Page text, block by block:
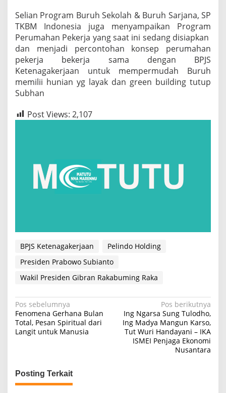
Selian Program Buruh Sekolah & Buruh Sarjana, SP
TKBM Indonesia juga menyampaikan Program
Perumahan Pekerja yang saat ini sedang disiapkan
dan menjadi percontohan konsep perumahan
pekerja bekerja sama dengan BPJS
Ketenagakerjaan untuk mempermudah Buruh
memilii hunian yg layak dan green building tutup
Subhan
Post Views: 2,107
BPJS Ketenagakerjaan
Pelindo Holding
Presiden Prabowo Subianto
Wakil Presiden Gibran Rakabuming Raka
N
a
v
a
Pos sebelumnya
Fenomena Gerhana Bulan
Total, Pesan Spiritual dari
Langit untuk Manusia
Pos berikutnya
Ing Ngarsa Sung Tulodho,
Ing Madya Mangun Karso,
Tut Wuri Handayani – IKA
ISMEI Penjaga Ekonomi
Nusantara
Posting Terkait